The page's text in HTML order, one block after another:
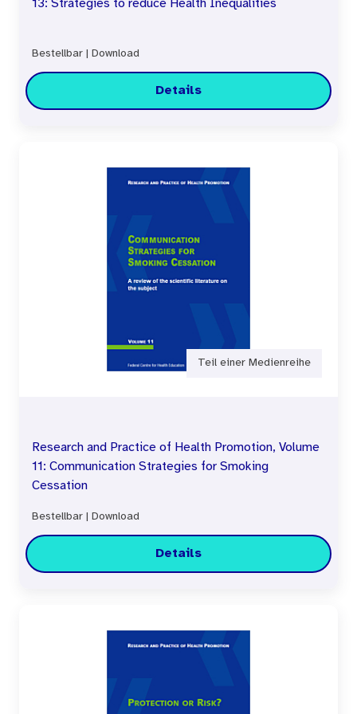
13: Strategies to reduce Health Inequalities
Bestellbar Download
Details
Teil einer Medienreihe
Research and Practice of Health Promotion, Volume
11: Communication Strategies for Smoking
Cessation
Bestellbar Download
Details